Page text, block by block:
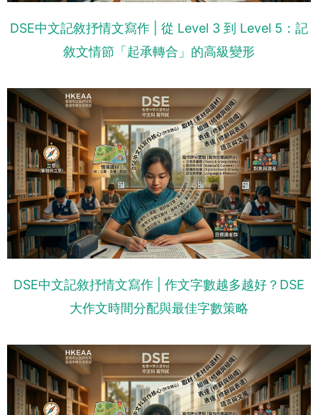
DSE中文記敘抒情文寫作 | 從 Level 3 到 Level 5：記
敘文情節「起承轉合」的高級變形
DSE中文記敘抒情文寫作 | 作文字數越多越好？DSE
大作文時間分配與最佳字數策略